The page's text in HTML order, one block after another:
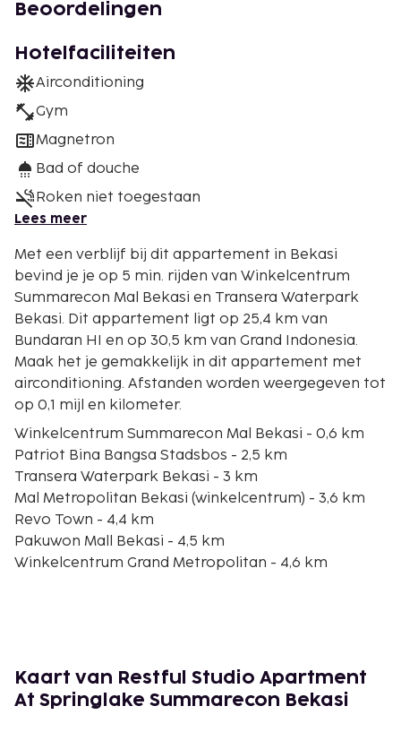
Beoordelingen
Hotelfaciliteiten
Airconditioning
Gym
Magnetron
Bad of douche
Roken niet toegestaan
Lees meer
Met een verblijf bij dit appartement in Bekasi
bevind je je op 5 min. rijden van Winkelcentrum
Summarecon Mal Bekasi en Transera Waterpark
Bekasi. Dit appartement ligt op 25,4 km van
Bundaran HI en op 30,5 km van Grand Indonesia.
Maak het je gemakkelijk in dit appartement met
airconditioning. Afstanden worden weergegeven tot
op 0,1 mijl en kilometer.
Winkelcentrum Summarecon Mal Bekasi - 0,6 km
Patriot Bina Bangsa Stadsbos - 2,5 km
Transera Waterpark Bekasi - 3 km
Mal Metropolitan Bekasi (winkelcentrum) - 3,6 km
Revo Town - 4,4 km
Pakuwon Mall Bekasi - 4,5 km
Winkelcentrum Grand Metropolitan - 4,6 km
Go! Wet Waterpark - Grand Wisata - 14,7 km
Golfclub Royale Jakarta - 17 km
Mal Kelapa Gading - 17,1 km
Kaart van Restful Studio Apartment
At Springlake Summarecon Bekasi